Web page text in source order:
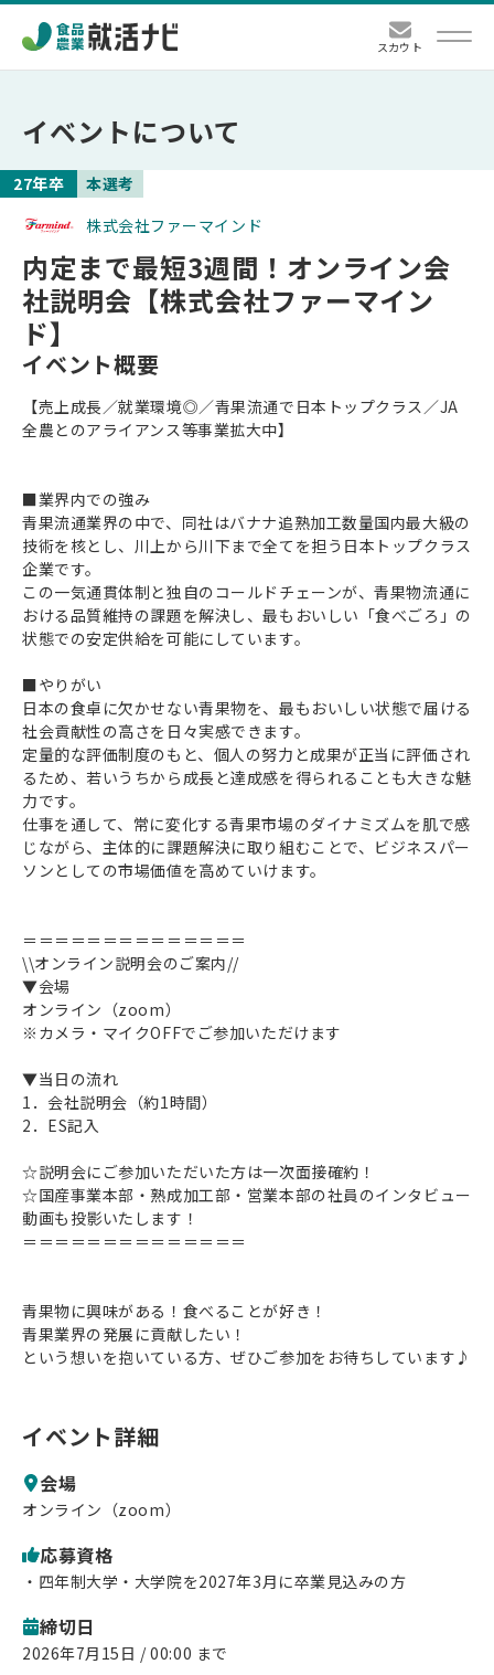
スカウト
メニュー
企業一覧
本選考
説明会・セミナー
インターン
会社見学
ログイン 会員登録
イベントについて
27年卒
本選考
株式会社ファーマインド
内定まで最短3週間！オンライン会
社説明会【株式会社ファーマイン
ド】
イベント概要
【売上成長／就業環境◎／青果流通で日本トップクラス／JA
全農とのアライアンス等事業拡大中】
■業界内での強み
青果流通業界の中で、同社はバナナ追熟加工数量国内最大級の
技術を核とし、川上から川下まで全てを担う日本トップクラス
企業です。
この一気通貫体制と独自のコールドチェーンが、青果物流通に
おける品質維持の課題を解決し、最もおいしい「食べごろ」の
状態での安定供給を可能にしています。
■やりがい
日本の食卓に欠かせない青果物を、最もおいしい状態で届ける
社会貢献性の高さを日々実感できます。
定量的な評価制度のもと、個人の努力と成果が正当に評価され
るため、若いうちから成長と達成感を得られることも大きな魅
力です。
仕事を通して、常に変化する青果市場のダイナミズムを肌で感
じながら、主体的に課題解決に取り組むことで、ビジネスパー
ソンとしての市場価値を高めていけます。
＝＝＝＝＝＝＝＝＝＝＝＝＝＝
\\オンライン説明会のご案内//
▼会場
オンライン（zoom）
※カメラ・マイクOFFでご参加いただけます
▼当日の流れ
1．会社説明会（約1時間）
2．ES記入
☆説明会にご参加いただいた方は一次面接確約！
☆国産事業本部・熟成加工部・営業本部の社員のインタビュー
動画も投影いたします！
＝＝＝＝＝＝＝＝＝＝＝＝＝＝
青果物に興味がある！食べることが好き！
青果業界の発展に貢献したい！
という想いを抱いている方、ぜひご参加をお待ちしています♪
イベント詳細
会場
オンライン（zoom）
応募資格
・四年制大学・大学院を2027年3月に卒業見込みの方
締切日
2026年7月15日 / 00:00 まで